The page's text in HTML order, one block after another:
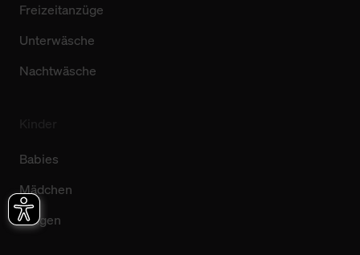
Freizeitanzüge
Unterwäsche
Nachtwäsche
Babies
Mädchen
Jungen